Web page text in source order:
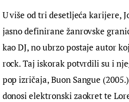
U više od tri desetljeća
jasno definirane žanrovske
kao DJ, no ubrzo postaje autor
rock. Taj iskorak potvrdili su i
pop izričaja, Buon Sangue
donosi elektronski zaokret te